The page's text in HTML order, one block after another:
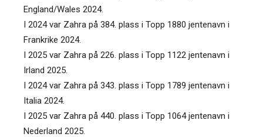
England/Wales 2024.
I 2024 var Zahra på 384. plass i Topp 1880 jentenavn i
Frankrike 2024.
I 2025 var Zahra på 226. plass i Topp 1122 jentenavn i
Irland 2025.
I 2024 var Zahra på 343. plass i Topp 1789 jentenavn i
Italia 2024.
I 2025 var Zahra på 440. plass i Topp 1064 jentenavn i
Nederland 2025.